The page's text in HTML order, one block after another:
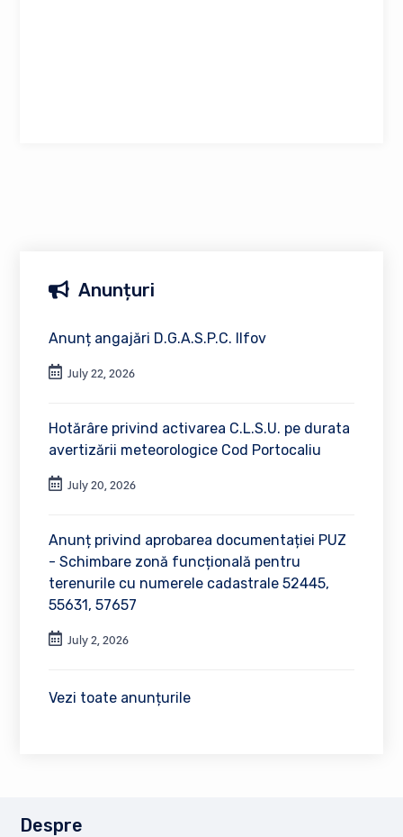
Anunțuri
Anunț angajări D.G.A.S.P.C. Ilfov
July 22, 2026
Hotărâre privind activarea C.L.S.U. pe durata
avertizării meteorologice Cod Portocaliu
July 20, 2026
Anunț privind aprobarea documentației PUZ
- Schimbare zonă funcțională pentru
terenurile cu numerele cadastrale 52445,
55631, 57657
July 2, 2026
Vezi toate anunțurile
Despre